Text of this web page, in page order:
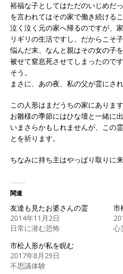
裕福な子としてはただのいじめだ
を言われてはその家で働き続ける
泣く泣く元の家へ帰るのですが、
リギリの生活ですし、だからこそ
悩んだ末、なんと親はその女の子
被せて窒息死させてしまったのです
そう。
まさに、あの夜、私の父が霊にさ
この人形はまだうちの家にあります
お雛様の季節にはひな壇と一緒に
いまさらかもしれませんが、この
とを祈ります。
ちなみに持ち主はやっぱり取りに
関連
友達も見たお婆さんの霊
2014年11月2日
日常に潜む恐怖
市
心
市松人形が私を睨む
2017年8月29日
不思議体験